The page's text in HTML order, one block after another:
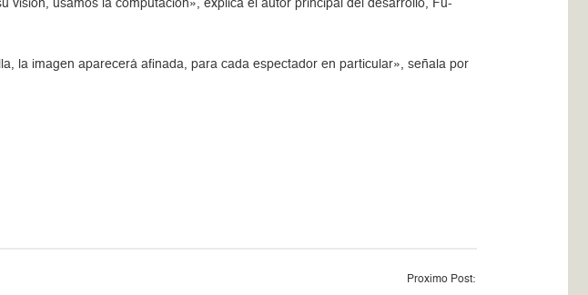
usamos la computación», explica el autor principal del desarrollo, Fu-
la imagen aparecerá afinada, para cada espectador en particular», señala por
Proximo Post: